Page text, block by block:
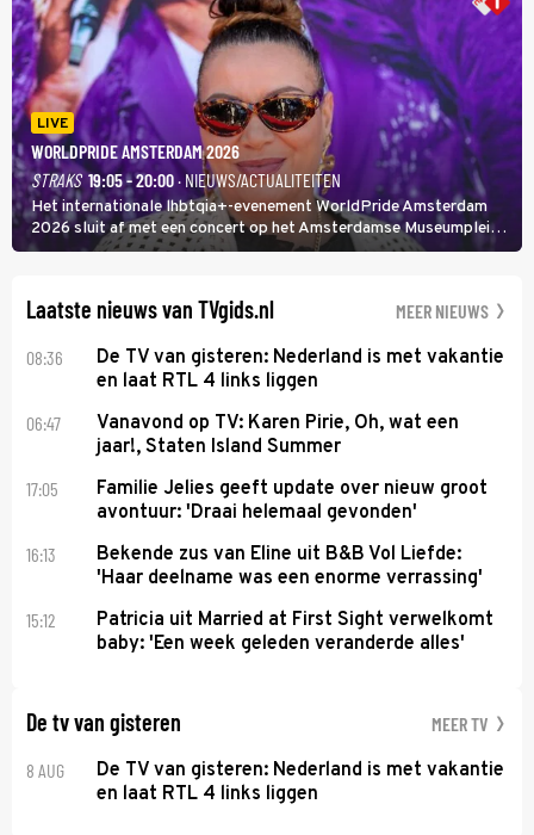
LIVE
WORLDPRIDE AMSTERDAM 2026
STRAKS 19:05 - 20:00· NIEUWS/ACTUALITEITEN
Het internationale lhbtqia+-evenement WorldPride Amsterdam
2026 sluit af met een concert op het Amsterdamse Museumplein.
Anita Doth is een van de optredende artiesten. In de jaren 90
Laatste nieuws van TVgids.nl MEER NIEUWS
08:36
De TV van gisteren: Nederland is met vakantie
en laat RTL 4 links liggen
06:47
Vanavond op TV: Karen Pirie, Oh, wat een
jaar!, Staten Island Summer
17:05
Familie Jelies geeft update over nieuw groot
avontuur: 'Draai helemaal gevonden'
16:13
Bekende zus van Eline uit B&B Vol Liefde:
'Haar deelname was een enorme verrassing'
15:12
Patricia uit Married at First Sight verwelkomt
baby: 'Een week geleden veranderde alles'
De tv van gisteren MEER TV
8 AUG
De TV van gisteren: Nederland is met vakantie
en laat RTL 4 links liggen